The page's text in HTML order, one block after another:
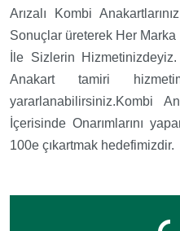
Arızalı Kombi
Sonuçlar üreterek Her
İle Sizlerin
Anakart tamiri
yararlanabilirsiniz.Kombi
İçerisinde Onarımlarını
100e çıkartmak hedefimizdir.